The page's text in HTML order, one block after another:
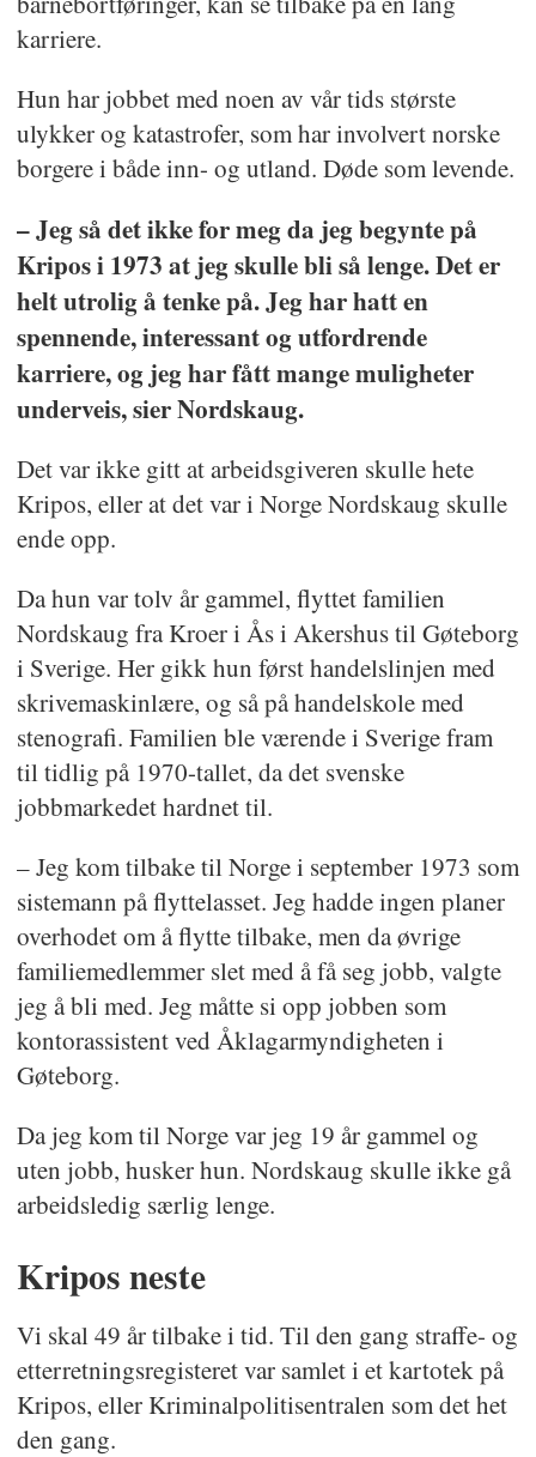
karriere.
Hun har jobbet med noen av vår tids største
ulykker og katastrofer, som har involvert norske
borgere i både inn- og utland. Døde som levende.
– Jeg så det ikke for meg da jeg begynte på
Kripos i 1973 at jeg skulle bli så lenge. Det er
helt utrolig å tenke på. Jeg har hatt en
spennende, interessant og utfordrende
karriere, og jeg har fått mange muligheter
underveis, sier Nordskaug.
Det var ikke gitt at arbeidsgiveren skulle hete
Kripos, eller at det var i Norge Nordskaug skulle
ende opp.
Da hun var tolv år gammel, flyttet familien
Nordskaug fra Kroer i Ås i Akershus til Gøteborg
i Sverige. Her gikk hun først handelslinjen med
skrivemaskinlære, og så på handelskole med
stenografi. Familien ble værende i Sverige fram
til tidlig på 1970-tallet, da det svenske
jobbmarkedet hardnet til.
– Jeg kom tilbake til Norge i september 1973 som
sistemann på flyttelasset. Jeg hadde ingen planer
overhodet om å flytte tilbake, men da øvrige
familiemedlemmer slet med å få seg jobb, valgte
jeg å bli med. Jeg måtte si opp jobben som
kontorassistent ved Åklagarmyndigheten i
Gøteborg.
Da jeg kom til Norge var jeg 19 år gammel og
uten jobb, husker hun. Nordskaug skulle ikke gå
arbeidsledig særlig lenge.
Kripos neste
Vi skal 49 år tilbake i tid. Til den gang straffe- og
etterretningsregisteret var samlet i et kartotek på
Kripos, eller Kriminalpolitisentralen som det het
den gang.